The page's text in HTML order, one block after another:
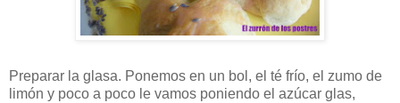
Preparar la glasa. Ponemos en un bol, el té frío, el zumo de
limón y poco a poco le vamos poniendo el azúcar glas,